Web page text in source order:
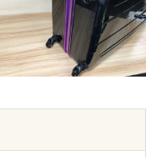
計修理・電池交換
鍵の作製